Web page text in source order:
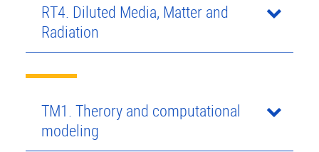
RT4. Diluted Media, Matter and
Radiation
TM1. Therory and computational
modeling